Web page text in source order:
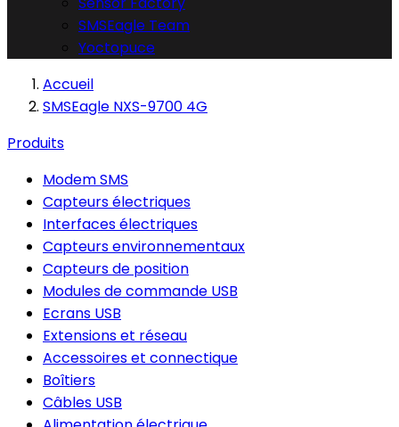
SMSEagle Team
Yoctopuce
Accueil
SMSEagle NXS-9700 4G
Produits
Modem SMS
Capteurs électriques
Interfaces électriques
Capteurs environnementaux
Capteurs de position
Modules de commande USB
Ecrans USB
Extensions et réseau
Accessoires et connectique
Boîtiers
Câbles USB